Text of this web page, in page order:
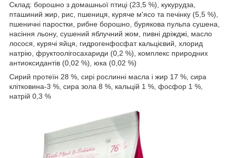
Склад: борошно з домашньої птиці (23,5 %), кукурудза,
пташиний жир, рис, пшениця, куряче м'ясо та печінку (5,5 %),
пшеничні паростки, рибне борошно, бурякова пульпа сушена,
насіння льону, сушений яблучний жом, пивні дріжджі, масло
лосося, курячі яйця, гидрогенфосфат кальцієвий, хлорид
натрію, фруктоолігосахариди (0,2 %), комплекс природних
антиоксидантів (0,02 %), юка (0,02 %)
Сирий протеїн 28 %, сирі рослинні масла і жир 17 %, сира
клітковина-3 %, сира зола 8 %, кальцій 1 %, фосфор 1 %,
натрій 0,3 %